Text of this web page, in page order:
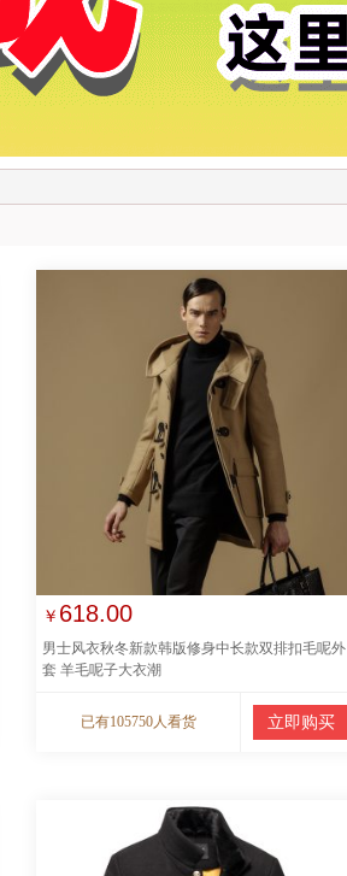
￥ 618.00
男士风衣秋冬新款韩版修身中长款双排扣毛呢外
套 羊毛呢子大衣潮
已有105750人看货 立即购买